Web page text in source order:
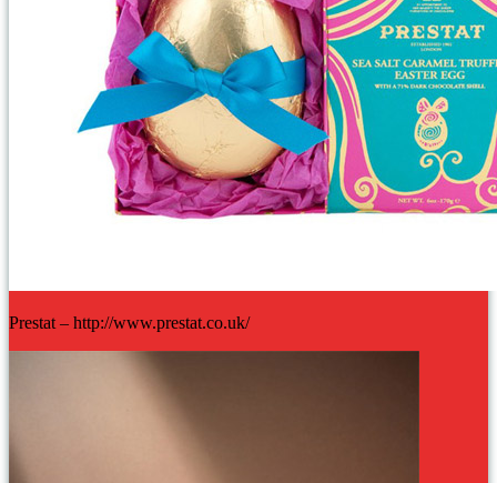
Prestat – http://www.prestat.co.uk/